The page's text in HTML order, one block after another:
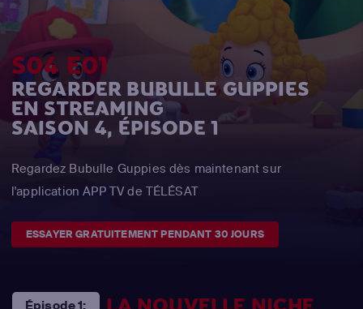
S04 E01
REGARDER BUBULLE GUPPIES
EN STREAMING
SAISON 4, ÉPISODE 1
Regardez Bubulle Guppies dès maintenant sur
l'application APP TV de TÉLÉSAT
ESSAYER GRATUITEMENT PENDANT 30 JOURS
Épisode 1: